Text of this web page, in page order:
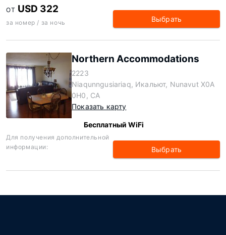
ОТ USD 322
за номер / за ночь Выбрать
Northern Accommodations
2223
Niaqunngusiariaq, Икальют, Nunavut X0A
0H0, CA
Показать карту
Бесплатный WiFi
Для получения дополнительной
информации:
Выбрать